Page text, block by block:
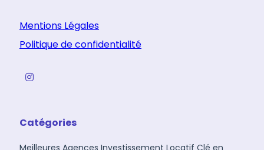
Mentions Légales
Politique de confidentialité
Catégories